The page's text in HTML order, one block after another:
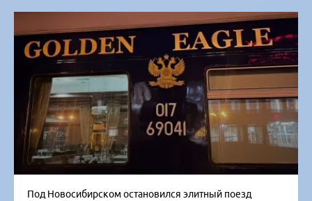
Под Новосибирском остановился элитный поезд